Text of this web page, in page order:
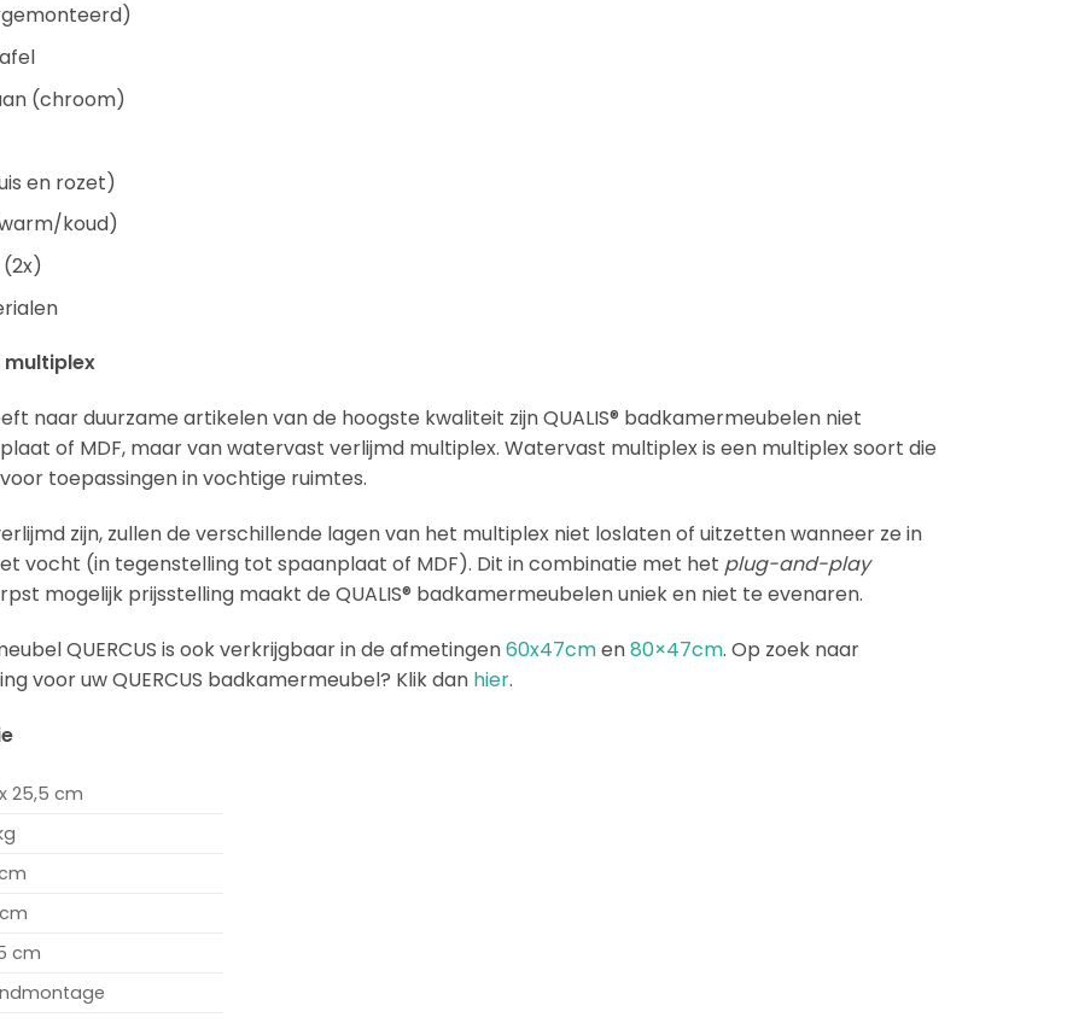
(chroom)
en rozet)
koud)
naar duurzame artikelen van de hoogste kwaliteit zijn QUALIS® badkamermeubelen niet
of MDF, maar van watervast verlijmd multiplex. Watervast multiplex is een multiplex soort die
toepassingen in vochtige ruimtes.
zijn, zullen de verschillende lagen van het multiplex niet loslaten of uitzetten wanneer ze in
vocht (in tegenstelling tot spaanplaat of MDF). Dit in combinatie met het plug-and-play
mogelijk prijsstelling maakt de QUALIS® badkamermeubelen uniek en niet te evenaren.
QUERCUS is ook verkrijgbaar in de afmetingen60x47cmen80×47cm. Op zoek naar
voor uw QUERCUS badkamermeubel? Klik dan hier.
25,5 cm
cm